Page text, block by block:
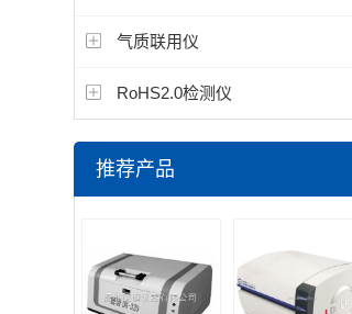
气质联用仪
RoHS2.0检测仪
推荐产品